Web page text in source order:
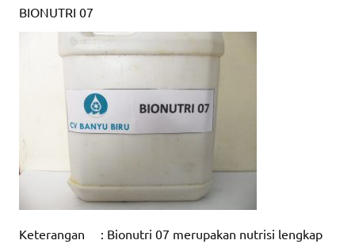
BIONUTRI 07
Keterangan : Bionutri 07 merupakan nutrisi lengkap